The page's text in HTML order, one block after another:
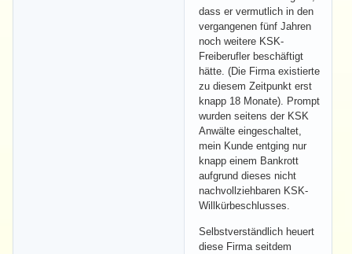
dass er vermutlich in den
vergangenen fünf Jahren
noch weitere KSK-
Freiberufler beschäftigt
hätte. (Die Firma existierte
zu diesem Zeitpunkt erst
knapp 18 Monate). Prompt
wurden seitens der KSK
Anwälte eingeschaltet,
mein Kunde entging nur
knapp einem Bankrott
aufgrund dieses nicht
nachvollziehbaren KSK-
Willkürbeschlusses.
Selbstverständlich heuert
diese Firma seitdem